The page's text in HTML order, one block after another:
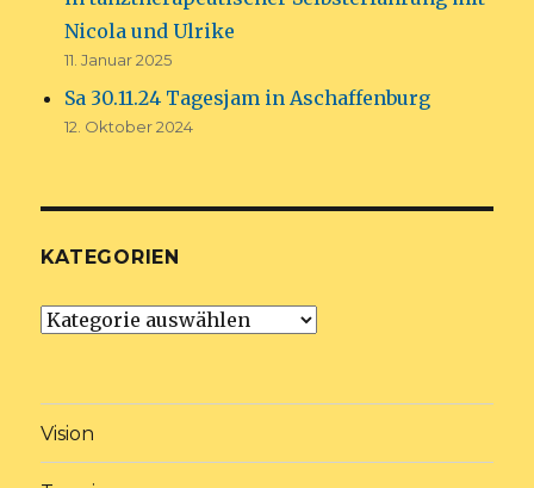
Nicola und Ulrike
11. Januar 2025
Sa 30.11.24 Tagesjam in Aschaffenburg
12. Oktober 2024
KATEGORIEN
Kategorien
Vision